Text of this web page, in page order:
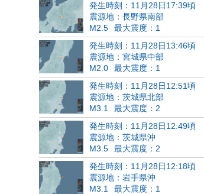
発生時刻：11月28日17:39頃
震源地：長野県南部
M2.5
最大震度：1
発生時刻：11月28日13:46頃
震源地：宮城県中部
M2.0
最大震度：1
発生時刻：11月28日12:51頃
震源地：茨城県北部
M3.1
最大震度：2
発生時刻：11月28日12:49頃
震源地：茨城県沖
M3.5
最大震度：2
発生時刻：11月28日12:18頃
震源地：岩手県沖
M3.1
最大震度：1